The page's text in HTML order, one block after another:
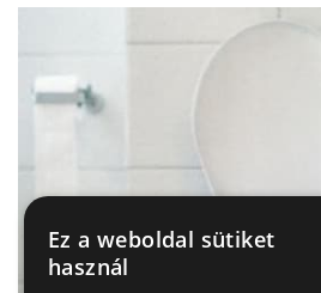
Ez a weboldal sütiket
használ